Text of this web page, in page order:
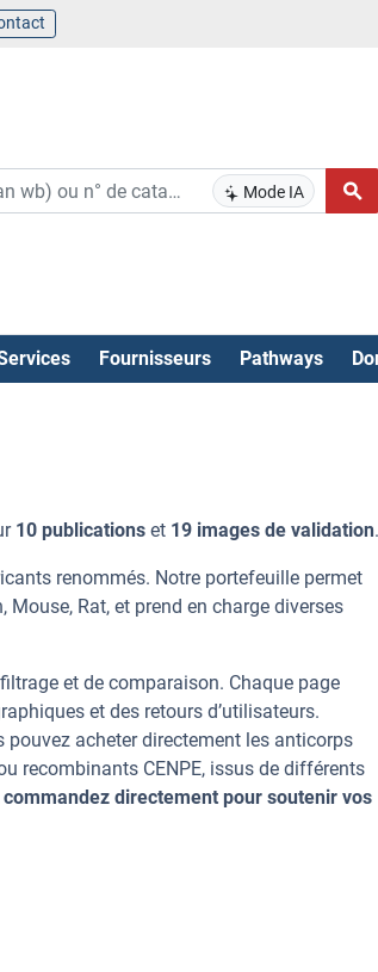
Mode IA
Fournisseurs Pathways
10 publications et 19 images de validation.
renommés. Notre portefeuille permet
Rat, et prend en charge diverses
et de comparaison. Chaque page
et des retours d’utilisateurs.
acheter directement les anticorps
recombinants CENPE, issus de différents
directement pour soutenir vos